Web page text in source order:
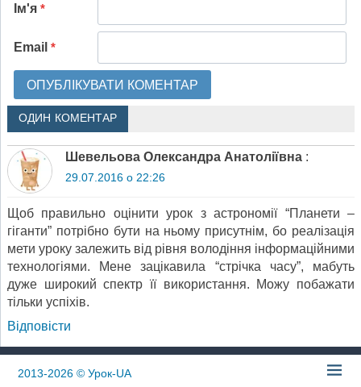
Ім'я *
Email *
ОДИН КОМЕНТАР
Шевельова Олександра Анатоліївна :
29.07.2016 о 22:26
Щоб правильно оцінити урок з астрономії “Планети –
гіганти” потрібно бути на ньому присутнім, бо реалізація
мети уроку залежить від рівня володіння інформаційними
технологіями. Мене зацікавила “стрічка часу”, мабуть
дуже широкий спектр її використання. Можу побажати
тільки успіхів.
Відповіcти
2013-2026© Урок-UA